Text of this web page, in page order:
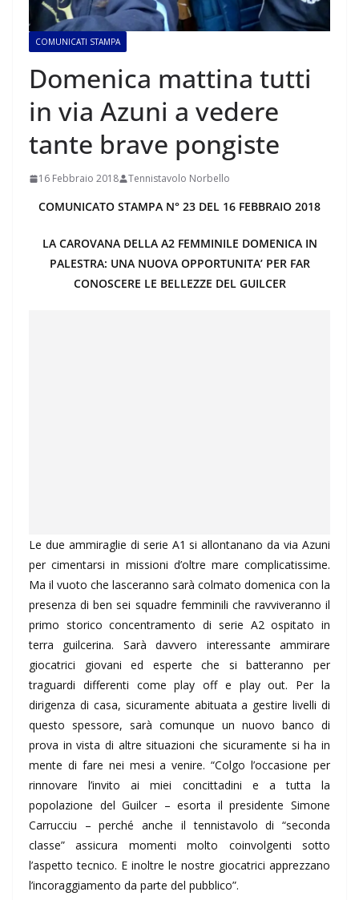
COMUNICATI STAMPA
Domenica mattina tutti
in via Azuni a vedere
tante brave pongiste
16 Febbraio 2018 Tennistavolo Norbello
COMUNICATO STAMPA N° 23 DEL 16 FEBBRAIO 2018
LA CAROVANA DELLA A2 FEMMINILE DOMENICA IN
PALESTRA: UNA NUOVA OPPORTUNITA’ PER FAR
CONOSCERE LE BELLEZZE DEL GUILCER
Le due ammiraglie di serie A1 si allontanano da via Azuni
per cimentarsi in missioni d’oltre mare complicatissime.
Ma il vuoto che lasceranno sarà colmato domenica con la
presenza di ben sei squadre femminili che ravviveranno il
primo storico concentramento di serie A2 ospitato in
terra guilcerina. Sarà davvero interessante ammirare
giocatrici giovani ed esperte che si batteranno per
traguardi differenti come play off e play out. Per la
dirigenza di casa, sicuramente abituata a gestire livelli di
questo spessore, sarà comunque un nuovo banco di
prova in vista di altre situazioni che sicuramente si ha in
mente di fare nei mesi a venire. “Colgo l’occasione per
rinnovare l’invito ai miei concittadini e a tutta la
popolazione del Guilcer – esorta il presidente Simone
Carrucciu – perché anche il tennistavolo di “seconda
classe” assicura momenti molto coinvolgenti sotto
l’aspetto tecnico. E inoltre le nostre giocatrici apprezzano
l’incoraggiamento da parte del pubblico”.